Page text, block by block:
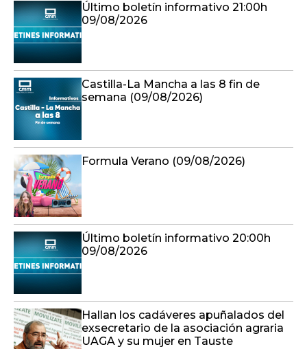
Último boletín informativo 21:00h
09/08/2026
Castilla-La Mancha a las 8 fin de
semana (09/08/2026)
Formula Verano (09/08/2026)
Último boletín informativo 20:00h
09/08/2026
Hallan los cadáveres apuñalados del
exsecretario de la asociación agraria
UAGA y su mujer en Tauste